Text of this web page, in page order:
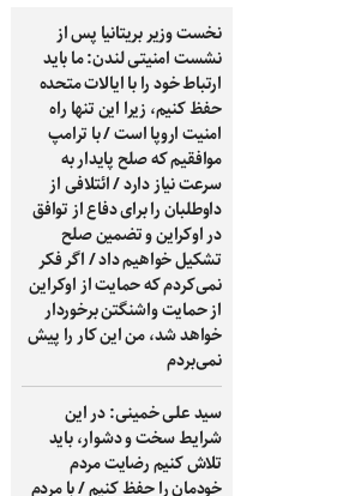
نخست وزیر بریتانیا پس از
نشست امنیتی لندن: ما باید
ارتباط خود را با ایالات متحده
حفظ کنیم، زیرا این تنها راه
امنیت اروپا است / با ترامپ
موافقیم که صلح پایدار به
سرعت نیاز دارد / ائتلافی از
داوطلبان را برای دفاع از توافق
در اوکراین و تضمین صلح
تشکیل خواهیم داد / اگر فکر
نمی‌کردم که حمایت از اوکراین
از حمایت واشنگتن برخوردار
خواهد شد، من این کار را پیش
نمی‌بردم
سید علی خمینی: در این
شرایط سخت و دشوار، باید
تلاش کنیم رضایت مردم
خودمان را حفظ کنیم / با مردم